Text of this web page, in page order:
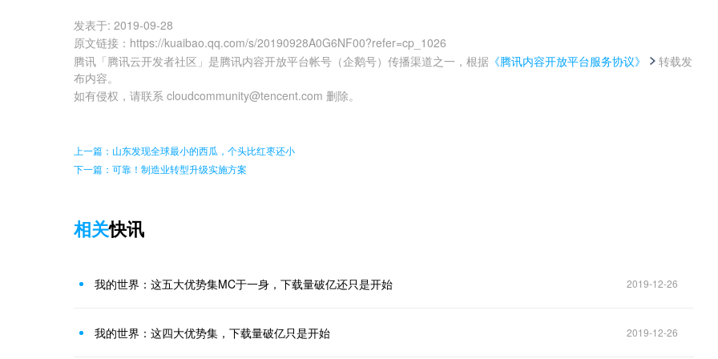
发表于: 2019-09-28
原文链接 ： https://kuaibao.qq.com/s/20190928A0G6NF00?refer=cp_1026
腾讯「腾讯云开发者社区」是腾讯内容开放平台帐号（企鹅号）传播渠道之一，根据 《腾讯内容开放平台服务协议》
转载发
布内容。
如有侵权，请联系 cloudcommunity@tencent.com 删除。
上一篇：山东发现全球最小的西瓜，个头比红枣还小
下一篇：可靠！制造业转型升级实施方案
相关快讯
我的世界：这五大优势集MC于一身，下载量破亿还只是开始 2019-12-26
我的世界：这四大优势集，下载量破亿只是开始 2019-12-26